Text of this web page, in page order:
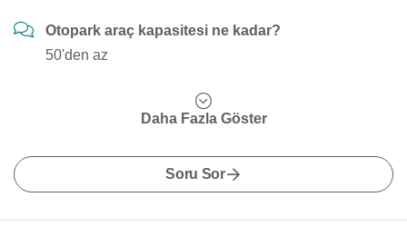
Otopark araç kapasitesi ne kadar?
50'den az
Daha Fazla Göster
Soru Sor